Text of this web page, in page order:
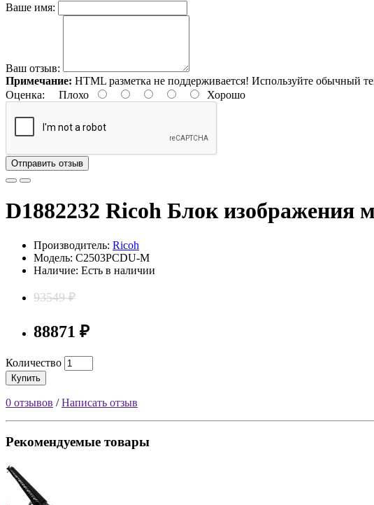
Ваше имя:
Ваш отзыв:
Примечание: HTML разметка не поддерживается! Используйте обычный
Оценка: Плохо Хорошо
Отправить отзыв
D1882232 Ricoh Блок изображения
Производитель: Ricoh
Модель: C2503PCDU-M
Наличие: Есть в наличии
93549 ₽
88871 ₽
Количество
Купить
0 отзывов /Написать отзыв
Рекомендуемые товары